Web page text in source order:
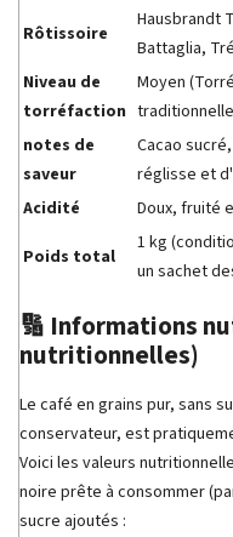
Rôtissoire
Hausbrandt
Battaglia,
Niveau de
torréfaction
Moyen
notes de
saveur
Cacao
réglisse et
Acidité
Doux, fruité
Poids total
1 kg
un sachet
🔢 Informations
nutritionnelles)
Le café en grains pur, sans
conservateur, est
Voici les valeurs
noire prête à consommer
sucre ajoutés :